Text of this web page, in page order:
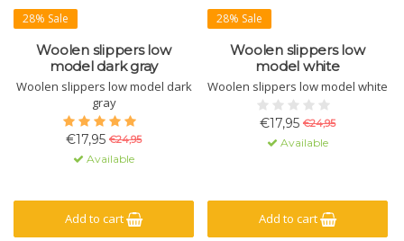
28% Sale
Woolen slippers low
model dark gray
Woolen slippers low model dark
gray
€17,95 €24,95
Available
Add to cart
28% Sale
Woolen slippers low
model white
Woolen slippers low model white
€17,95 €24,95
Available
Add to cart